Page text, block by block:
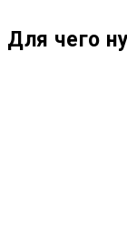
Для чего